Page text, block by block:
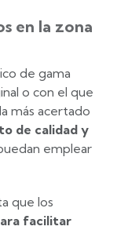
en la zona
de gama
o con el que
más acertado
de calidad y
emplear
que los
facilitar